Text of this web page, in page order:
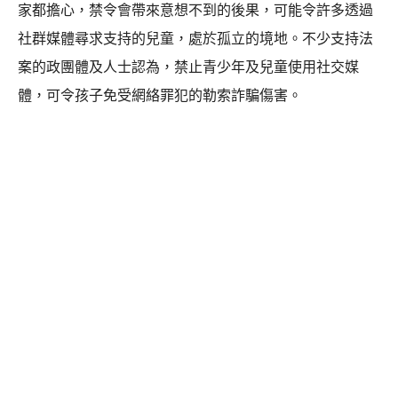
家都擔心，禁令會帶來意想不到的後果，可能令許多透過
社群媒體尋求支持的兒童，處於孤立的境地。不少支持法
案的政團體及人士認為，禁止青少年及兒童使用社交媒
體，可令孩子免受網絡罪犯的勒索詐騙傷害。